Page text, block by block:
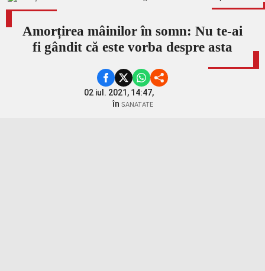
Amorțirea mâinilor în somn: Nu te-ai
fi gândit că este vorba despre asta
02 iul. 2021, 14:47,
în SANATATE